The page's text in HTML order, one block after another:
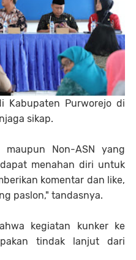
Kabupaten Purworejo di
sikap.
Non-ASN yang
menahan diri untuk
komentar dan like,
paslon," tandasnya.
kegiatan kunker ke
tindak lanjut dari